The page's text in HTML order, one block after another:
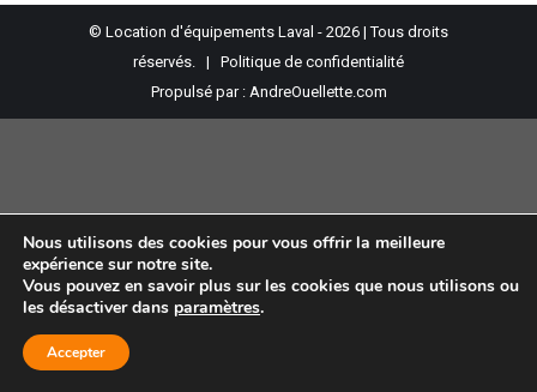
© Location d'équipements Laval - 2026 | Tous droits
réservés. | Politique de confidentialité
Propulsé par : AndreOuellette.com
Nous utilisons des cookies pour vous offrir la meilleure
expérience sur notre site.
Vous pouvez en savoir plus sur les cookies que nous utilisons ou
les désactiver dans paramètres.
Accepter